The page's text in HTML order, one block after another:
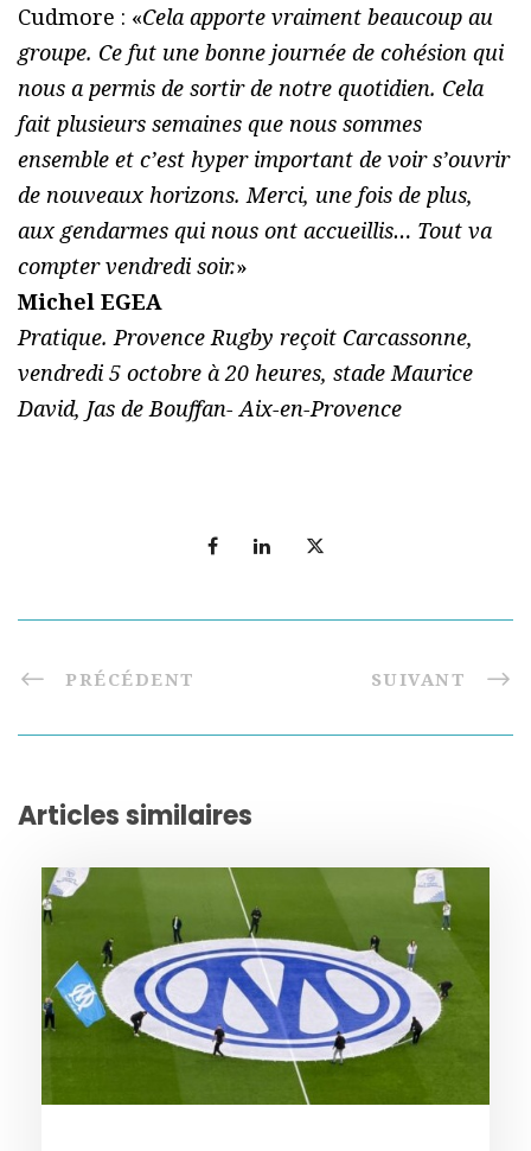
Cudmore : «Cela apporte vraiment beaucoup au
groupe. Ce fut une bonne journée de cohésion qui
nous a permis de sortir de notre quotidien. Cela
fait plusieurs semaines que nous sommes
ensemble et c’est hyper important de voir s’ouvrir
de nouveaux horizons. Merci, une fois de plus,
aux gendarmes qui nous ont accueillis… Tout va
compter vendredi soir.»
Michel EGEA
Pratique. Provence Rugby reçoit Carcassonne,
vendredi 5 octobre à 20 heures, stade Maurice
David, Jas de Bouffan- Aix-en-Provence
PRÉCÉDENT SUIVANT
Articles similaires